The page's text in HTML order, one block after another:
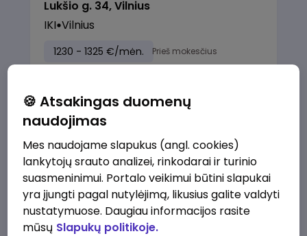
Lukšio g. 34, Vilnius
IKI Vilnius
1230 - 1325 €/mėn. Prieš mokesčius
prieš 1 sav.
Kasininkas (-ė) - pardavėjas (-a),
Savanorių pr. 1, Vilnius
IKI Vilnius
1230 - 1325 €/mėn. Prieš mokesčius
🍪 Atsakingas duomenų
naudojimas
Mes naudojame slapukus (angl. cookies)
lankytojų srauto analizei, rinkodarai ir turinio
suasmeninimui. Portalo veikimui būtini slapukai
yra įjungti pagal nutylėjimą, likusius galite valdyti
nustatymuose. Daugiau informacijos rasite
mūsų Slapukų politikoje.